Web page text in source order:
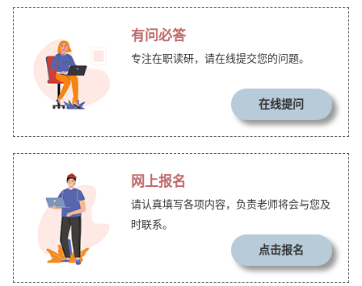
有问必答
专注在职读研，请在线提交您的问题。
在线提问
网上报名
请认真填写各项内容，负责老师将会与您及
时联系。
点击报名